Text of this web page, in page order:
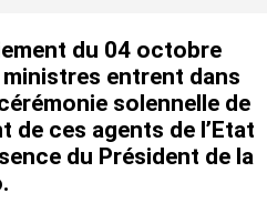
du 04 octobre
entrent dans
solennelle de
de ces agents de l’Etat
du Président de la